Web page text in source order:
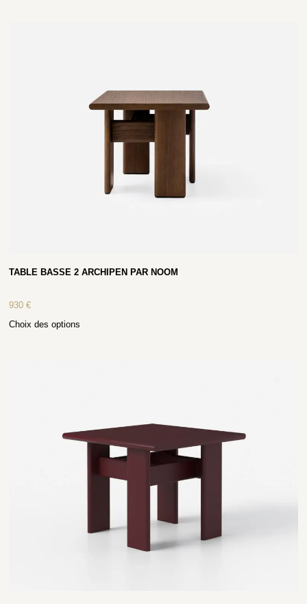
TABLE BASSE 2 ARCHIPEN PAR NOOM
930€
Choix des options